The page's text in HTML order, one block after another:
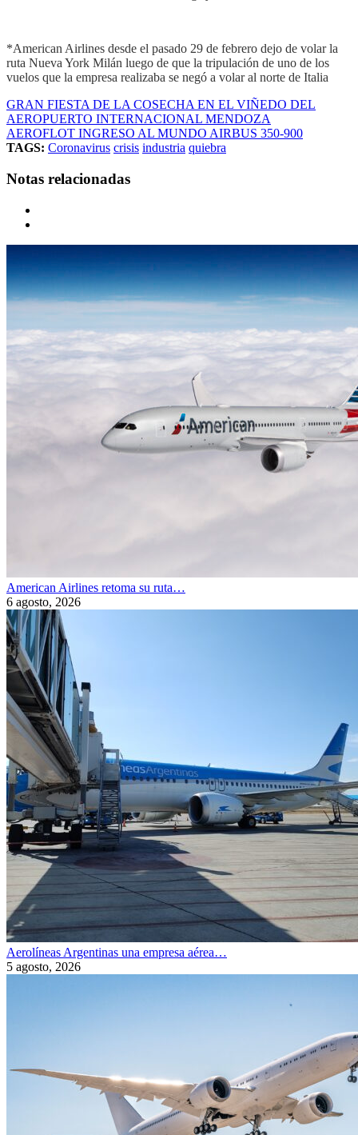
*American Airlines desde el pasado 29 de febrero dejo de volar la
ruta Nueva York Milán luego de que la tripulación de uno de los
vuelos que la empresa realizaba se negó a volar al norte de Italia
GRAN FIESTA DE LA COSECHA EN EL VIÑEDO DEL
AEROPUERTO INTERNACIONAL MENDOZA
AEROFLOT INGRESO AL MUNDO AIRBUS 350-900
TAGS: Coronavirus crisis industria quiebra
Notas relacionadas
American Airlines retoma su ruta…
6 agosto, 2026
Aerolíneas Argentinas una empresa aérea…
5 agosto, 2026